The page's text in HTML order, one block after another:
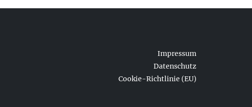
Impressum
Datenschutz
Cookie-Richtlinie (EU)